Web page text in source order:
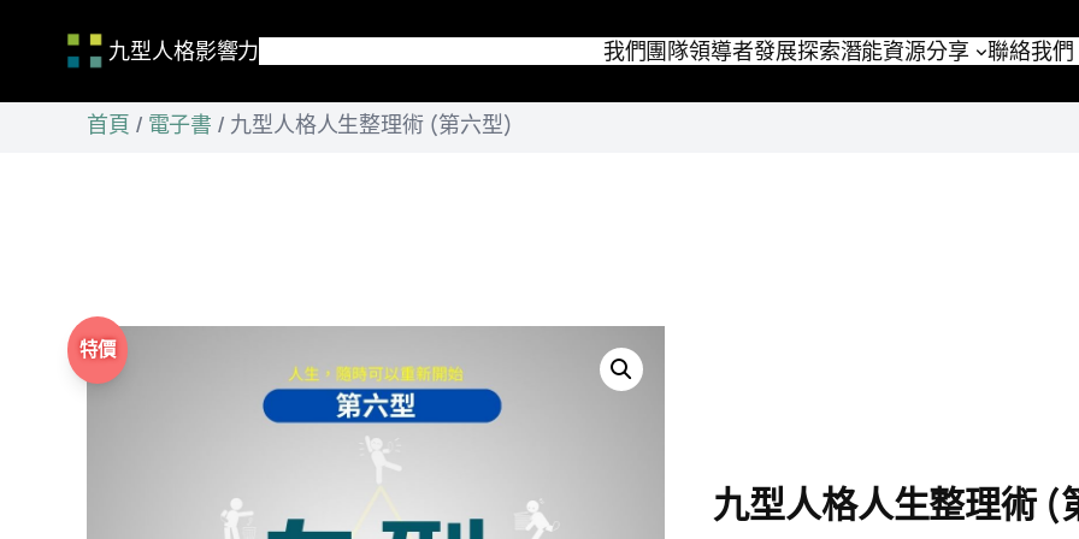
跳
九型人格影響力 我們團隊領導者發展探索潛能資源分享 聯絡我們
首頁 / 電子書 / 九型人格人生整理術 (第六型)
特價
九型人格人生整理術 (